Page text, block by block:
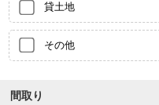
貸土地
その他
間取り